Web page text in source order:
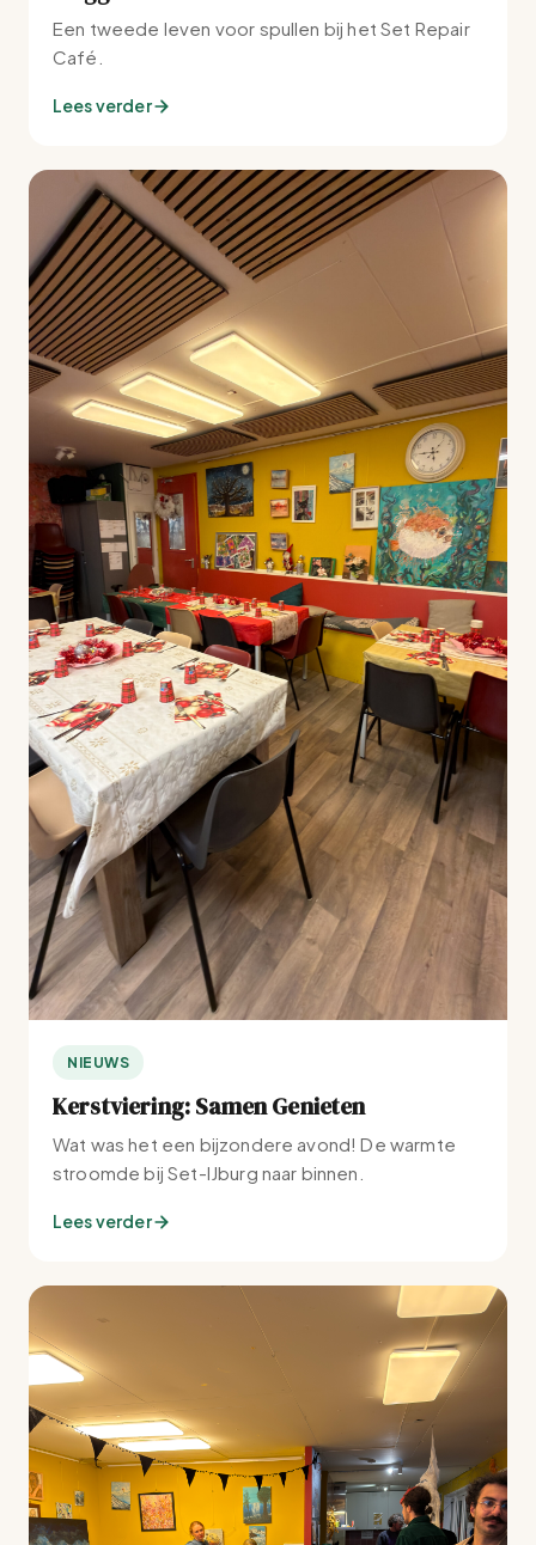
Een tweede leven voor spullen bij het Set Repair
Café.
Lees verder
NIEUWS
Kerstviering: Samen Genieten
Wat was het een bijzondere avond! De warmte
stroomde bij Set-IJburg naar binnen.
Lees verder